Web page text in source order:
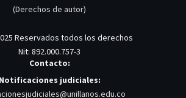
(Derechos de autor)
Reservados todos los derechos
Nit: 892.000.757-3
Contacto:
Notificaciones judiciales: